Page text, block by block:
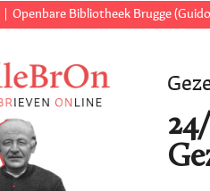
Openbare Bibliotheek Brugge